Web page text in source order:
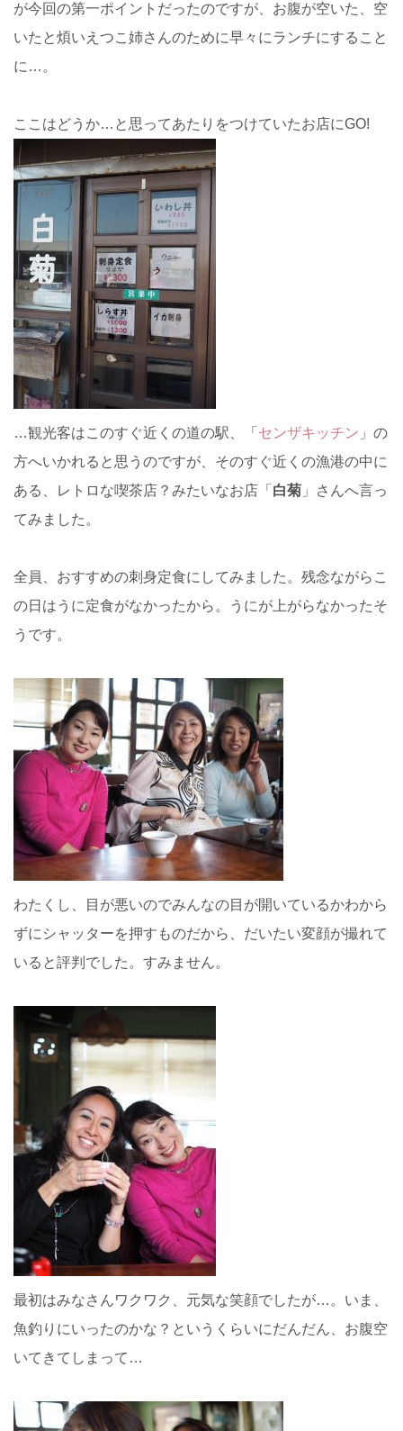
が今回の第一ポイントだったのですが、お腹が空いた、空
いたと煩いえつこ姉さんのために早々にランチにすること
に…。
ここはどうか…と思ってあたりをつけていたお店にGO!
…観光客はこのすぐ近くの道の駅、「 センザキッチン 」の
方へいかれると思うのですが、そのすぐ近くの漁港の中に
ある、レトロな喫茶店？みたいなお店「 白菊 」さんへ言っ
てみました。
全員、おすすめの刺身定食にしてみました。残念ながらこ
の日はうに定食がなかったから。うにが上がらなかったそ
うです。
わたくし、目が悪いのでみんなの目が開いているかわから
ずにシャッターを押すものだから、だいたい変顔が撮れて
いると評判でした。すみません。
最初はみなさんワクワク、元気な笑顔でしたが…。いま、
魚釣りにいったのかな？というくらいにだんだん、お腹空
いてきてしまって…